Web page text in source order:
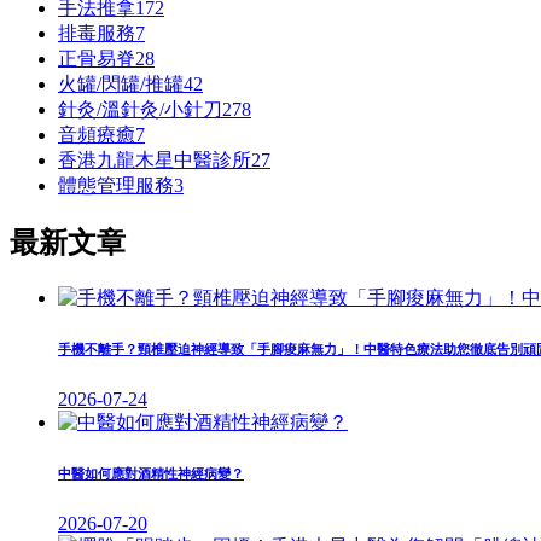
手法推拿172
排毒服務7
正骨易脊28
火罐/閃罐/推罐42
針灸/溫針灸/小針刀278
⾳頻療癒7
香港九龍木星中醫診所27
體態管理服務3
最新文章
手機不離手？頸椎壓迫神經導致「手腳痠麻無力」！中醫特色療法助您徹底告別頑
2026-07-24
中醫如何應對酒精性神經病變？
2026-07-20